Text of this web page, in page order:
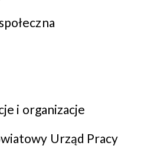
i organizacje
Urząd Pracy